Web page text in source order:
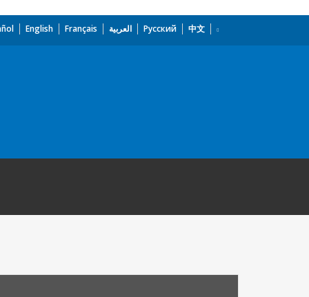
English Français العربية Русский 中文